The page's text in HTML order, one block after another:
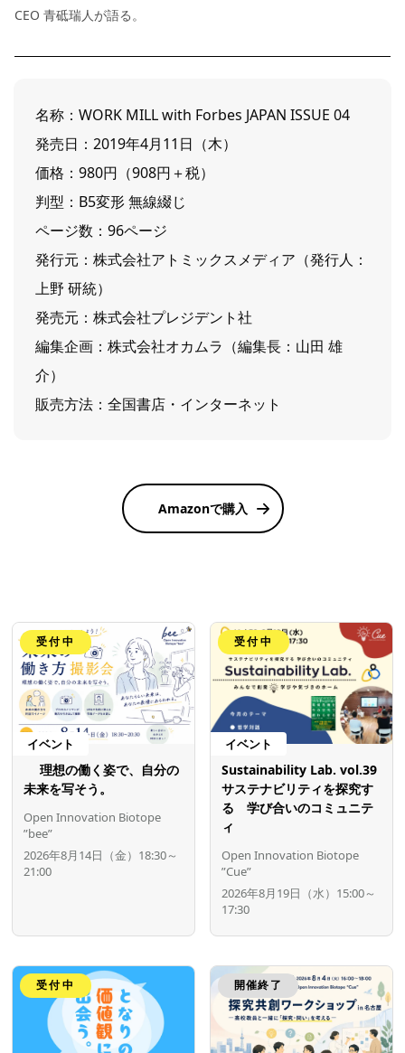
CEO 青砥瑞人が語る。
名称：WORK MILL with Forbes JAPAN ISSUE 04
発売日：2019年4月11日（木）
価格：980円（908円＋税）
判型：B5変形 無線綴じ
ページ数：96ページ
発行元：株式会社アトミックスメディア（発行人：
上野 研統）
発売元：株式会社プレジデント社
編集企画：株式会社オカムラ（編集長：山田 雄
介）
販売方法：全国書店・インターネット
Amazonで購入
受付中
イベント
理想の働く姿で、自分の
未来を写そう。
Open Innovation Biotope
”bee”
2026年8月14日（金）18:30～
21:00
受付中
イベント
Sustainability Lab. vol.39
サステナビリティを探究す
る 学び合いのコミュニテ
ィ
Open Innovation Biotope
”Cue”
2026年8月19日（水）15:00～
17:30
受付中 開催終了